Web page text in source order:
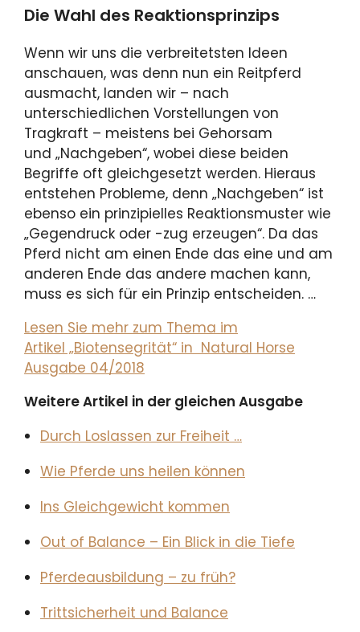
Die Wahl des Reaktionsprinzips
Wenn wir uns die verbreitetsten Ideen
anschauen, was denn nun ein Reitpferd
ausmacht, landen wir – nach
unterschiedlichen Vorstellungen von
Tragkraft – meistens bei Gehorsam
und „Nachgeben“, wobei diese beiden
Begriffe oft gleichgesetzt werden. Hieraus
entstehen Probleme, denn „Nachgeben“ ist
ebenso ein prinzipielles Reaktionsmuster wie
„Gegendruck oder -zug erzeugen“. Da das
Pferd nicht am einen Ende das eine und am
anderen Ende das andere machen kann,
muss es sich für ein Prinzip entscheiden. …
Lesen Sie mehr zum Thema im
Artikel „Biotensegrität“ in Natural Horse
Ausgabe 04/2018
Weitere Artikel in der gleichen Ausgabe
Durch Loslassen zur Freiheit …
Wie Pferde uns heilen können
Ins Gleichgewicht kommen
Out of Balance – Ein Blick in die Tiefe
Pferdeausbildung – zu früh?
Trittsicherheit und Balance